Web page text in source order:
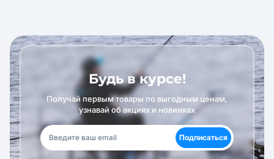
Будь в курсе!
Получай первым товары по выгодным ценам,
узнавай об акциях и новинках
Подписаться